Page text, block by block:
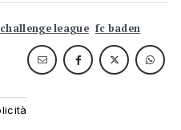
challenge league fc baden